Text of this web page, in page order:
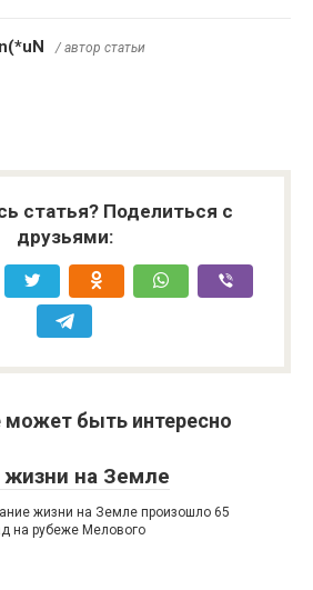
/ автор статьи
статья? Поделиться с
друзьями:
быть интересно
на Земле
жизни на Земле произошло 65
на рубеже Мелового